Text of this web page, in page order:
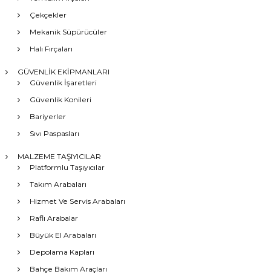
Çekçekler
Mekanik Süpürücüler
Halı Fırçaları
GÜVENLİK EKİPMANLARI
Güvenlik İşaretleri
Güvenlik Konileri
Bariyerler
Sıvı Paspasları
MALZEME TAŞIYICILAR
Platformlu Taşıyıcılar
Takım Arabaları
Hizmet Ve Servis Arabaları
Raflı Arabalar
Büyük El Arabaları
Depolama Kapları
Bahçe Bakım Araçları